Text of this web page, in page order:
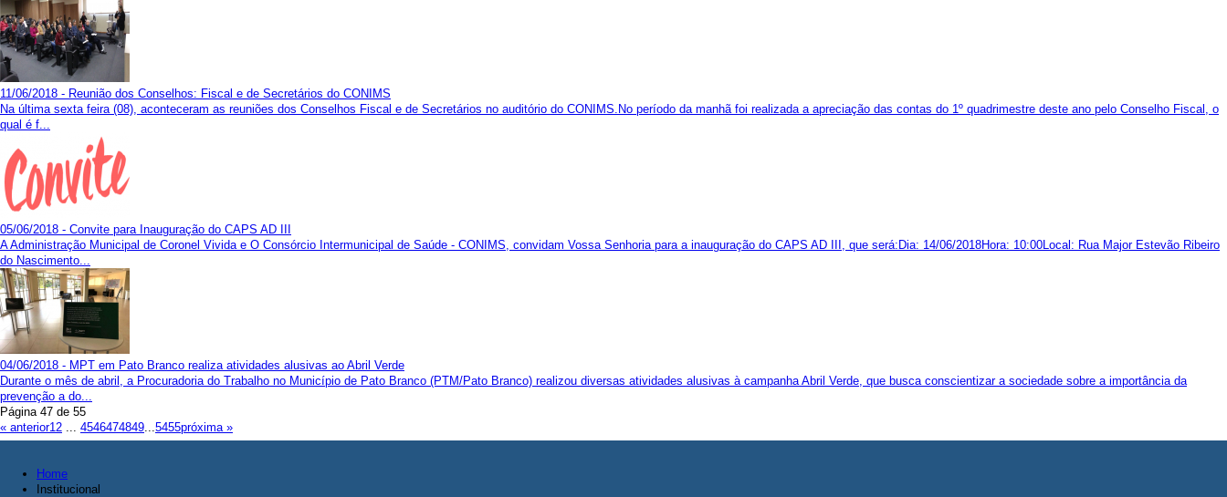
11/06/2018 - Reunião dos Conselhos: Fiscal e de Secretários do CONIMS
Na última sexta feira (08), aconteceram as reuniões dos Conselhos Fiscal e de Secretários no auditório do CONIMS.No período da manhã foi realizada a apreciação das contas do 1º quadrimestre deste ano pelo Conselho Fiscal, o
qual é f...
05/06/2018 - Convite para Inauguração do CAPS AD III
A Administração Municipal de Coronel Vivida e O Consórcio Intermunicipal de Saúde - CONIMS, convidam Vossa Senhoria para a inauguração do CAPS AD III, que será:Dia: 14/06/2018Hora: 10:00Local: Rua Major Estevão Ribeiro
do Nascimento...
04/06/2018 - MPT em Pato Branco realiza atividades alusivas ao Abril Verde
Durante o mês de abril, a Procuradoria do Trabalho no Município de Pato Branco (PTM/Pato Branco) realizou diversas atividades alusivas à campanha Abril Verde, que busca conscientizar a sociedade sobre a importância da
prevenção a do...
Página 47 de 55
« anterior12 ... 4546474849...5455próxima »
Home
Institucional